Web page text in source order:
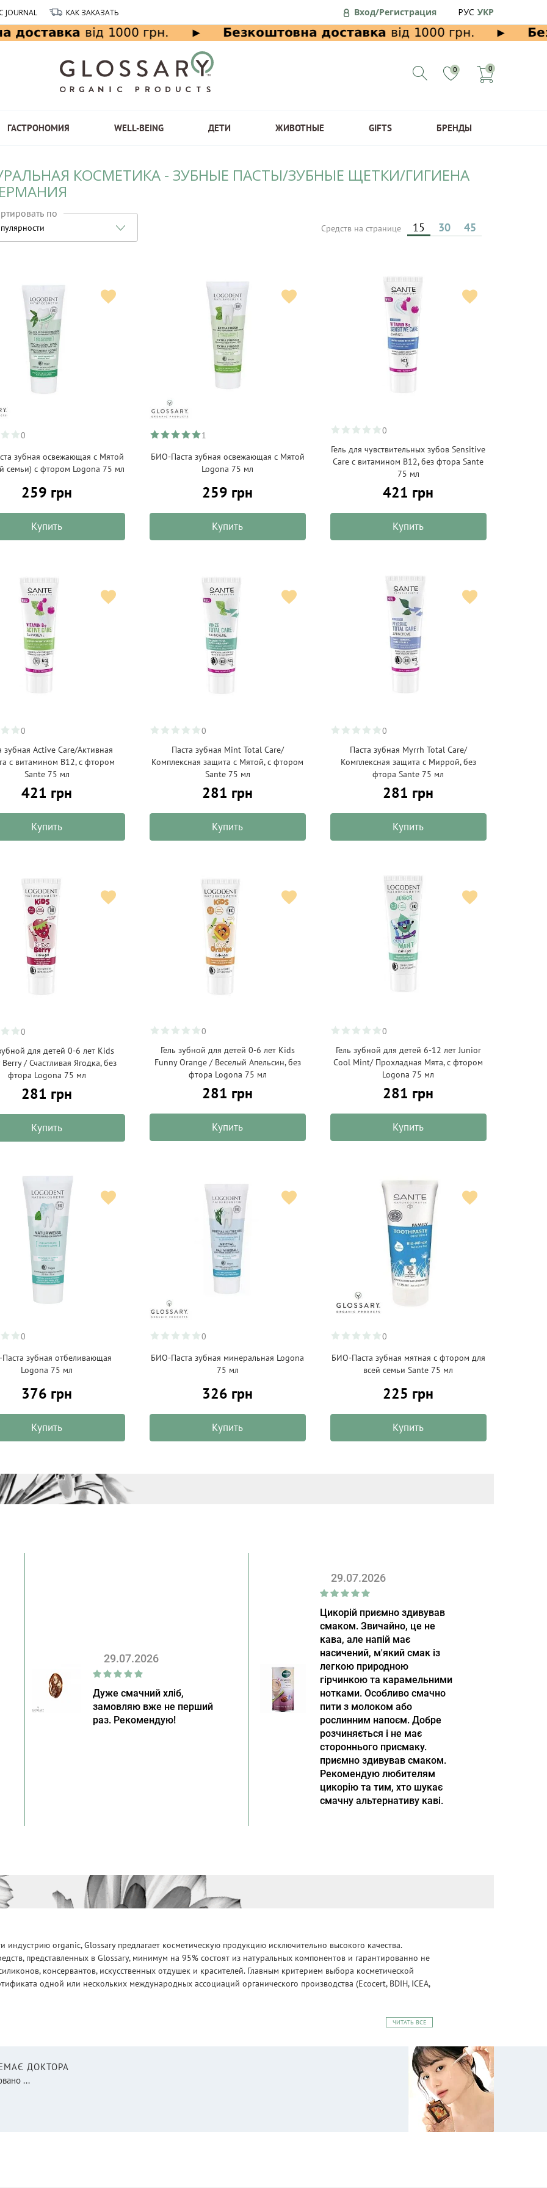
JOURNAL КАК ЗАКАЗАТЬ Вход/Регистрация РУС УКР
0 0
ГАСТРОНОМИЯ WELL-BEING ДЕТИ ЖИВОТНЫЕ GIFTS БРЕНДЫ
КОСМЕТИКА - ЗУБНЫЕ ПАСТЫ/ЗУБНЫЕ ЩЕТКИ/ГИГИЕНА
по
Средств на странице 15 30 45
0
зубная освежающая с Мятой
семьи) c фтором Logona 75 мл
259 грн
Купить
1
БИО-Паста зубная освежающая с Мятой
Logona 75 мл
259 грн
Купить
0
Гель для чувствительных зубов Sensitive
Care с витамином В12, без фтора Sante
75 мл
421 грн
Купить
0
зубная Active Care/Активная
с витамином В12, с фтором
Sante 75 мл
421 грн
Купить
0
Паста зубная Mint Total Care/
Комплексная защита с Мятой, с фтором
Sante 75 мл
281 грн
Купить
0
Паста зубная Myrrh Total Care/
Комплексная защита с Миррой, без
фтора Sante 75 мл
281 грн
Купить
0
для детей 0-6 лет Kids
/ Счастливая Ягодка, без
фтора Logona 75 мл
281 грн
Купить
0
Гель зубной для детей 0-6 лет Kids
Funny Orange / Веселый Апельсин, без
фтора Logona 75 мл
281 грн
Купить
0
Гель зубной для детей 6-12 лет Junior
Cool Mint/ Прохладная Мята, с фтором
Logona 75 мл
281 грн
Купить
0
зубная отбеливающая
Logona 75 мл
376 грн
Купить
0
БИО-Паста зубная минеральная Logona
75 мл
326 грн
Купить
0
БИО-Паста зубная мятная с фтором для
всей семьи Sante 75 мл
225 грн
Купить
29.07.2026
Дуже смачний хліб,
замовляю вже не перший
раз. Рекомендую!
29.07.2026
Цикорій приємно здивував
смаком. Звичайно, це не
кава, але напій має
насичений, м'який смак із
легкою природною
гірчинкою та карамельними
нотками. Особливо смачно
пити з молоком або
рослинним напоєм. Добре
розчиняється і не має
стороннього присмаку.
приємно здивував смаком.
Рекомендую любителям
цикорію та тим, хто шукає
смачну альтернативу каві.
индустрию organic, Glossary предлагает косметическую продукцию исключительно высокого качества.
представленных в Glossary, минимум на 95% состоят из натуральных компонентов и гарантированно не
консервантов, искусственных отдушек и красителей. Главным критерием выбора косметической
одной или нескольких международных ассоциаций органического производства (Ecocert, BDIH, ICEA,
ЧИТАТЬ ВСЕ
ДОКТОРА
...